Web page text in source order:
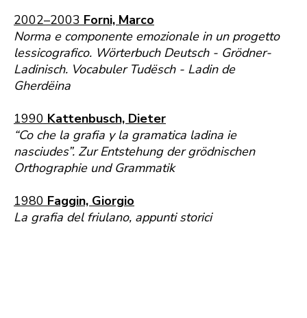
2002–2003 Forni, Marco
Norma e componente emozionale in un progetto
lessicografico. Wörterbuch Deutsch - Grödner-
Ladinisch. Vocabuler Tudësch - Ladin de
Gherdëina
1990 Kattenbusch, Dieter
“Co che la grafia y la gramatica ladina ie
nasciudes”. Zur Entstehung der grödnischen
Orthographie und Grammatik
1980 Faggin, Giorgio
La grafia del friulano, appunti storici